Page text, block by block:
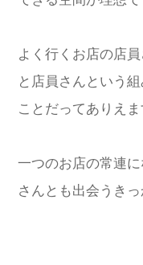
よく行くお店の店
と店員さんという
ことだってありえま
一つのお店の常連
さんとも出会うきっ